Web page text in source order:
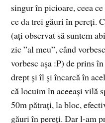
singur în picioare, ceea
ce da trei găuri în pereți.
(ați observat să suntem
zic ”al meu”, când
vorbesc așa :P) de prins
drept și îl și încarcă în
că locuim în aceeași vilă
50m pătrați, la bloc,
găuri în pereți. Dar l-am